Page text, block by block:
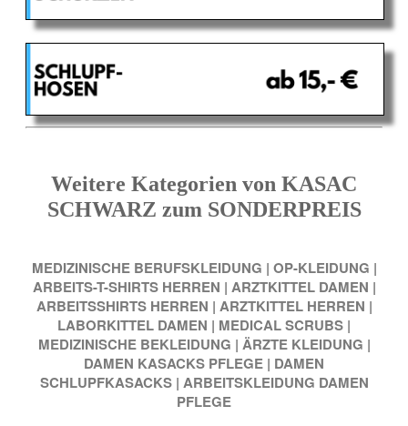
Weitere Kategorien von KASAC
SCHWARZ zum SONDERPREIS
MEDIZINISCHE BERUFSKLEIDUNG | OP-KLEIDUNG |
ARBEITS-T-SHIRTS HERREN | ARZTKITTEL DAMEN |
ARBEITSSHIRTS HERREN | ARZTKITTEL HERREN |
LABORKITTEL DAMEN | MEDICAL SCRUBS |
MEDIZINISCHE BEKLEIDUNG | ÄRZTE KLEIDUNG |
DAMEN KASACKS PFLEGE | DAMEN
SCHLUPFKASACKS | ARBEITSKLEIDUNG DAMEN
PFLEGE